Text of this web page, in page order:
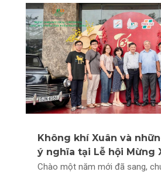
Không khí Xuân và
ý nghĩa tại Lễ hội Mừng
Chào một năm mới đã sang,